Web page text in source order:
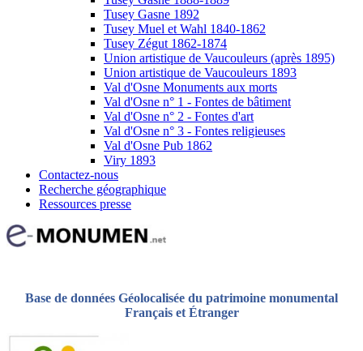
Tusey Gasne 1892
Tusey Muel et Wahl 1840-1862
Tusey Zégut 1862-1874
Union artistique de Vaucouleurs (après 1895)
Union artistique de Vaucouleurs 1893
Val d'Osne Monuments aux morts
Val d'Osne n° 1 - Fontes de bâtiment
Val d'Osne n° 2 - Fontes d'art
Val d'Osne n° 3 - Fontes religieuses
Val d'Osne Pub 1862
Viry 1893
Contactez-nous
Recherche géographique
Ressources presse
Base de données Géolocalisée du patrimoine monumental
Français et Étranger